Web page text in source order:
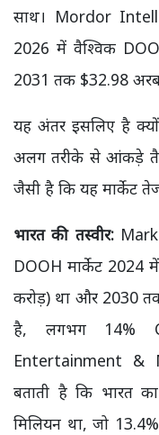
साथ। Mordor
2026 में वैश्विक
2031 तक $32.98
यह अंतर इसलिए है
अलग तरीके से आंकड़े
जैसी है कि यह मार्केट
भारत की तस्वीर:
DOOH मार्केट 2024
करोड़) था और 2030
है, लगभग 14%
Entertainment &
बताती है कि भारत
मिलियन था, जो